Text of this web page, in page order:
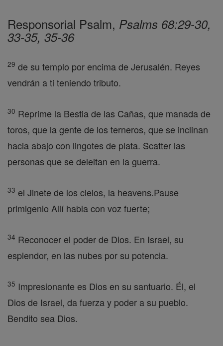
Responsorial Psalm, Psalms 68:29-30,
33-35, 35-36
29 de su templo por encima de Jerusalén. Reyes
vendrán a ti teniendo tributo.
30 Reprime la Bestia de las Cañas, que manada de
toros, que la gente de los terneros, que se inclinan
hacia abajo con lingotes de plata. Scatter las
personas que se deleitan en la guerra.
33 el Jinete de los cielos, la heavens.Pause
primigenio Allí habla con voz fuerte;
34 Reconocer el poder de Dios. En Israel, su
esplendor, en las nubes por su potencia.
35 Impresionante es Dios en su santuario. Él, el
Dios de Israel, da fuerza y poder a su pueblo.
Bendito sea Dios.